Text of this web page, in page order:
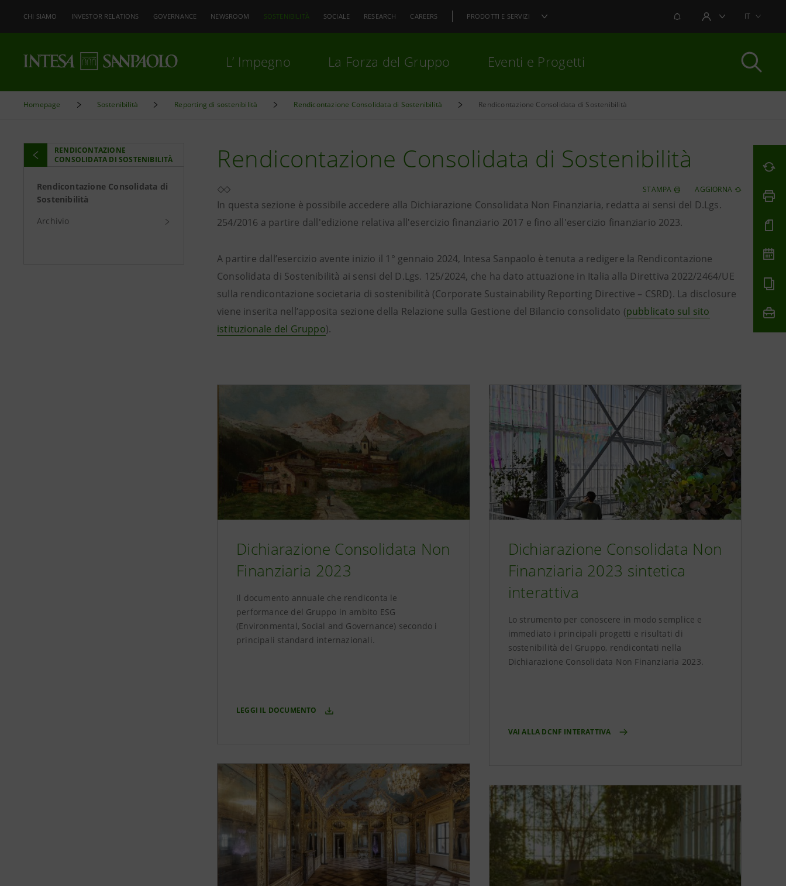
CHI SIAMO INVESTOR RELATIONS GOVERNANCE NEWSROOM SOSTENIBILITÀ SOCIALE RESEARCH CAREERS PRODOTTI E SERVIZI NOTIFICHEAREA UTENTEIT
L’ Impegno La Forza del Gruppo Eventi e Progetti
Homepage Sostenibilità Reporting di sostenibilità Rendicontazione Consolidata di Sostenibilità Rendicontazione Consolidata di Sostenibilità
RENDICONTAZIONE
CONSOLIDATA DI SOSTENIBILITÀ
Rendicontazione Consolidata di
Sostenibilità
Archivio
Rendicontazione Consolidata di Sostenibilità
STAMPA AGGIORNA
In questa sezione è possibile accedere alla Dichiarazione Consolidata Non Finanziaria, redatta ai sensi del D.Lgs.
254/2016 a partire dall'edizione relativa all'esercizio finanziario 2017 e fino all'esercizio finanziario 2023.
A partire dall’esercizio avente inizio il 1° gennaio 2024, Intesa Sanpaolo è tenuta a redigere la Rendicontazione
Consolidata di Sostenibilità ai sensi del D.Lgs. 125/2024, che ha dato attuazione in Italia alla Direttiva 2022/2464/UE
sulla rendicontazione societaria di sostenibilità (Corporate Sustainability Reporting Directive – CSRD). La disclosure
viene inserita nell’apposita sezione della Relazione sulla Gestione del Bilancio consolidato (pubblicato sul sito
istituzionale del Gruppo).
Dichiarazione Consolidata Non
Finanziaria 2023
Il documento annuale che rendiconta le
performance del Gruppo in ambito ESG
(Environmental, Social and Governance) secondo i
principali standard internazionali.
LEGGI IL DOCUMENTO
Dichiarazione Consolidata Non
Finanziaria 2023 sintetica
interattiva
Lo strumento per conoscere in modo semplice e
immediato i principali progetti e risultati di
sostenibilità del Gruppo, rendicontati nella
Dichiarazione Consolidata Non Finanziaria 2023.
VAI ALLA DCNF INTERATTIVA